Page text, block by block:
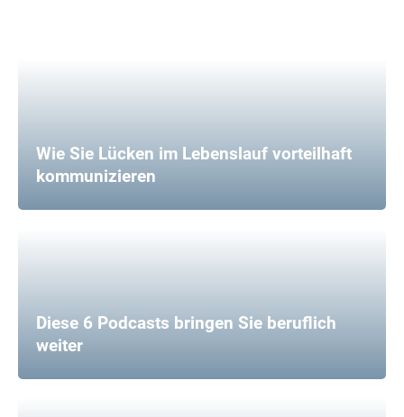
Wie Sie Lücken im Lebenslauf vorteilhaft
kommunizieren
Diese 6 Podcasts bringen Sie beruflich
weiter